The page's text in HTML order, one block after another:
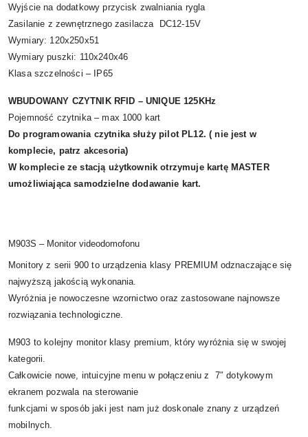
Wyjście na dodatkowy przycisk zwalniania rygla
Zasilanie z zewnętrznego zasilacza DC12-15V
Wymiary: 120x250x51
Wymiary puszki: 110x240x46
Klasa szczelności – IP65
WBUDOWANY CZYTNIK RFID – UNIQUE 125KHz
Pojemność czytnika – max 1000 kart
Do programowania czytnika służy pilot PL12. ( nie jest w
komplecie, patrz akcesoria)
W komplecie ze stacją użytkownik otrzymuje kartę MASTER
umożliwiająca samodzielne dodawanie kart.
M903S – Monitor videodomofonu
Monitory z serii 900 to urządzenia klasy PREMIUM odznaczające się
najwyższą jakością wykonania.
Wyróżnia je nowoczesne wzornictwo oraz zastosowane najnowsze
rozwiązania technologiczne.
M903 to kolejny monitor klasy premium, który wyróżnia się w swojej
kategorii.
Całkowicie nowe, intuicyjne menu w połączeniu z 7″ dotykowym
ekranem pozwala na sterowanie
funkcjami w sposób jaki jest nam już doskonale znany z urządzeń
mobilnych.